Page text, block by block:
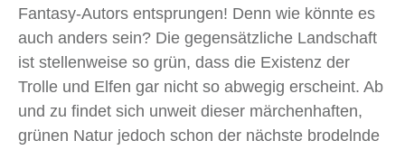
Fantasy-Autors entsprungen! Denn wie könnte es
auch anders sein? Die gegensätzliche Landschaft
ist stellenweise so grün, dass die Existenz der
Trolle und Elfen gar nicht so abwegig erscheint. Ab
und zu findet sich unweit dieser märchenhaften,
grünen Natur jedoch schon der nächste brodelnde